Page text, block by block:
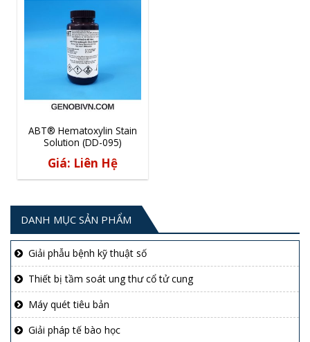
ABT® Hematoxylin Stain
Solution (DD-095)
Giá: Liên Hệ
DANH MỤC SẢN PHẨM
Giải phẫu bệnh kỹ thuật số
Thiết bị tầm soát ung thư cổ tử cung
Máy quét tiêu bản
Giải pháp tế bào học